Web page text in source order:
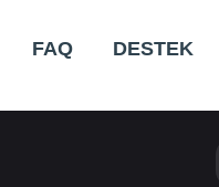
FAQ DESTEK